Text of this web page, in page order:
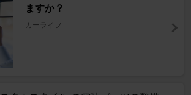
ますか？
カーライフ